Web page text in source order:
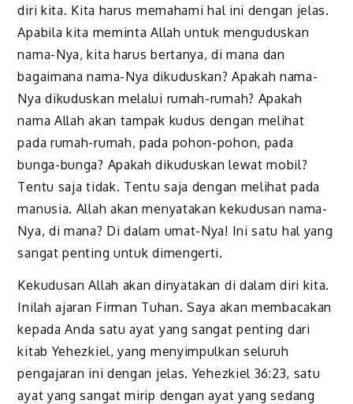
diri kita. Kita harus memahami hal ini dengan jelas.
Apabila kita meminta Allah untuk menguduskan
nama-Nya, kita harus bertanya, di mana dan
bagaimana nama-Nya dikuduskan? Apakah nama-
Nya dikuduskan melalui rumah-rumah? Apakah
nama Allah akan tampak kudus dengan melihat
pada rumah-rumah, pada pohon-pohon, pada
bunga-bunga? Apakah dikuduskan lewat mobil?
Tentu saja tidak. Tentu saja dengan melihat pada
manusia. Allah akan menyatakan kekudusan nama-
Nya, di mana? Di dalam umat-Nya! Ini satu hal yang
sangat penting untuk dimengerti.
Kekudusan Allah akan dinyatakan di dalam diri kita.
Inilah ajaran Firman Tuhan. Saya akan membacakan
kepada Anda satu ayat yang sangat penting dari
kitab Yehezkiel, yang menyimpulkan seluruh
pengajaran ini dengan jelas. Yehezkiel 36:23, satu
ayat yang sangat mirip dengan ayat yang sedang